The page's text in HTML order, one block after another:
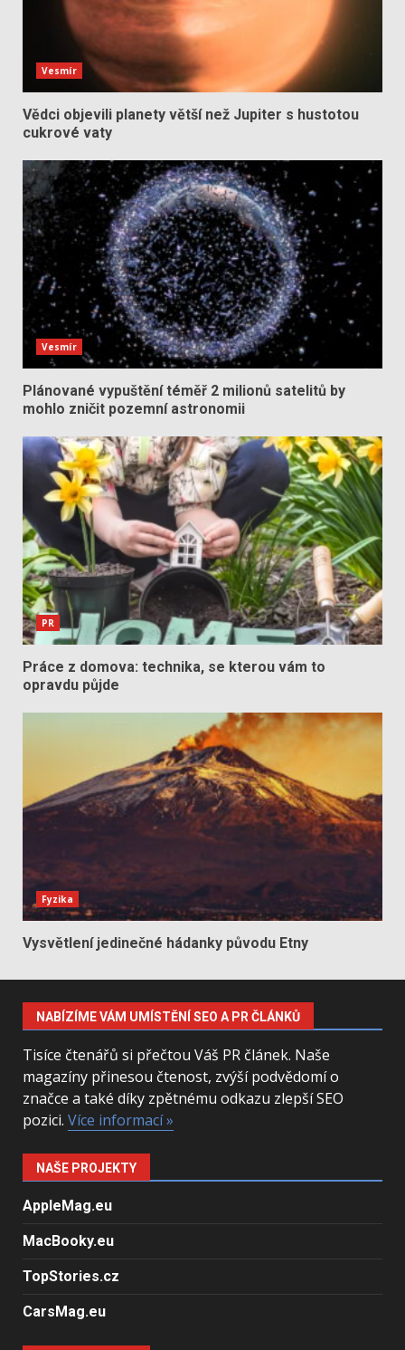
Vesmír
Vědci objevili planety větší než Jupiter s hustotou
cukrové vaty
Vesmír
Plánované vypuštění téměř 2 milionů satelitů by
mohlo zničit pozemní astronomii
PR
Práce z domova: technika, se kterou vám to
opravdu půjde
Fyzika
Vysvětlení jedinečné hádanky původu Etny
NABÍZÍME VÁM UMÍSTĚNÍ SEO A PR ČLÁNKŮ
Tisíce čtenářů si přečtou Váš PR článek. Naše
magazíny přinesou čtenost, zvýší podvědomí o
značce a také díky zpětnému odkazu zlepší SEO
pozici. Více informací »
NAŠE PROJEKTY
AppleMag.eu
MacBooky.eu
TopStories.cz
CarsMag.eu